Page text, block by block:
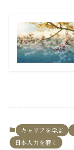
キャリアを学ぶ
日本人力を磨く